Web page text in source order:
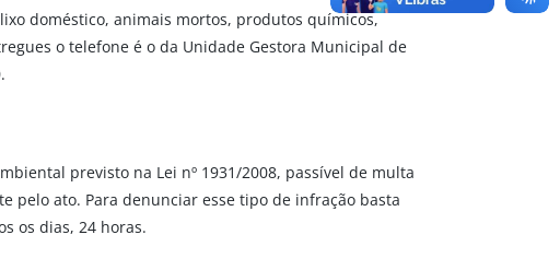
doméstico, animais mortos, produtos químicos,
o telefone é o da Unidade Gestora Municipal de
previsto na Lei nº 1931/2008, passível de multa
pelo ato. Para denunciar esse tipo de infração basta
os dias, 24 horas.